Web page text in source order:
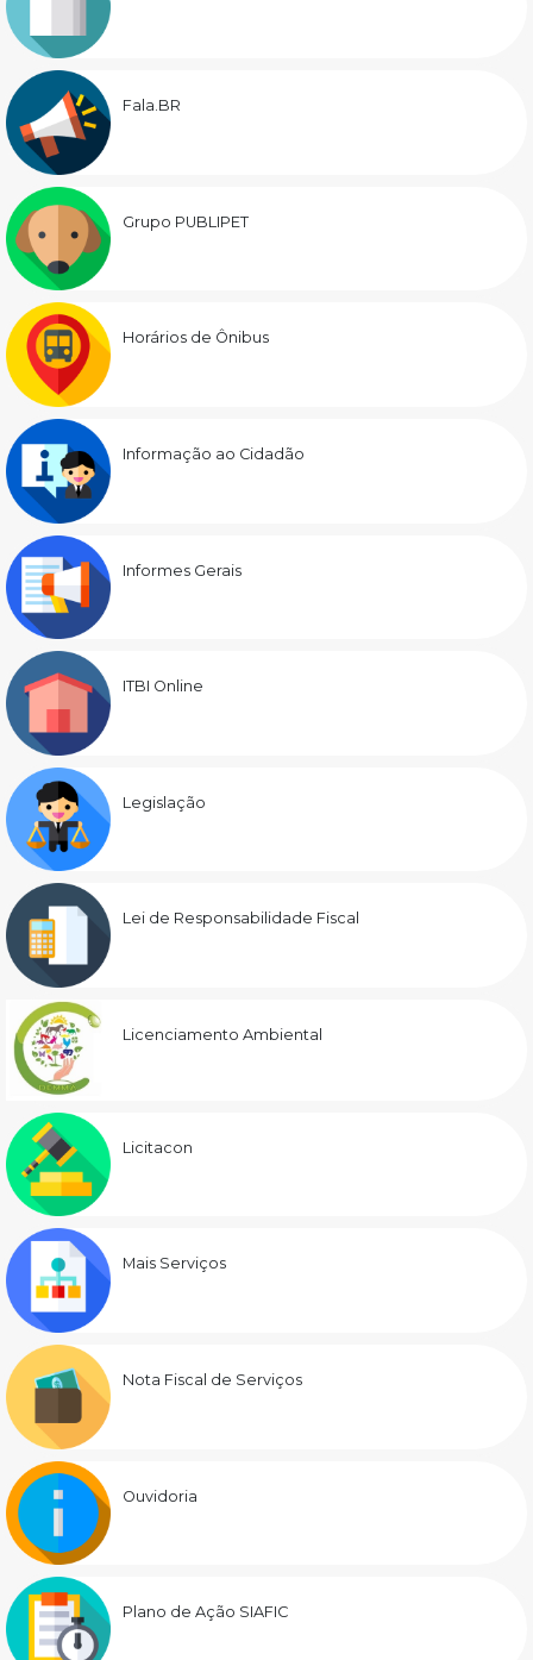
Fala.BR
Grupo PUBLIPET
Horários de Ônibus
Informação ao Cidadão
Informes Gerais
ITBI Online
Legislação
Lei de Responsabilidade Fiscal
Licenciamento Ambiental
Licitacon
Mais Serviços
Nota Fiscal de Serviços
Ouvidoria
Plano de Ação SIAFIC